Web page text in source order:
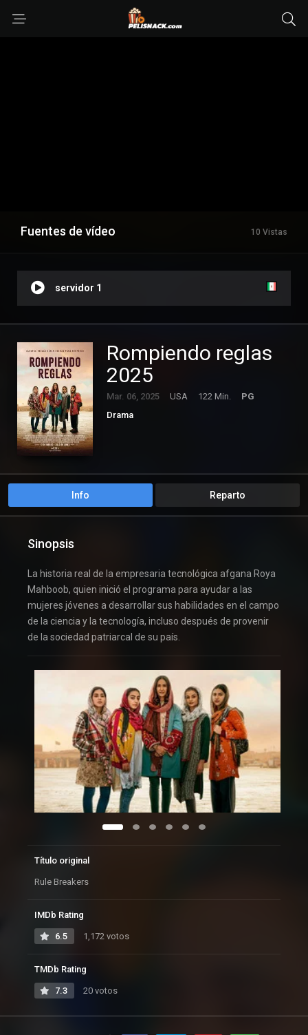
Fuentes de vídeo 10 Vistas
servidor 1
Rompiendo reglas
2025
Mar. 06, 2025 USA 122 Min.
PG
Drama
Info Reparto
Sinopsis
La historia real de la empresaria tecnológica afgana Roya
Mahboob, quien inició el programa para ayudar a las
mujeres jóvenes a desarrollar sus habilidades en el campo
de la ciencia y la tecnología, incluso después de provenir
de la sociedad patriarcal de su país.
Título original
Rule Breakers
IMDb Rating
6.5 1,172 votos
TMDb Rating
7.3 20 votos